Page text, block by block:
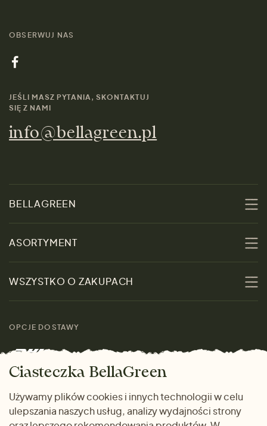
OBSERWUJ NAS
JEŚLI MASZ PYTANIA, SKONTAKTUJ
SIĘ Z NAMI
info@bellagreen.pl
BELLAGREEN
Zrównoważoność
Skontaktuj się z nami
Marki
ASORTYMENT
Kobiety
Mężczyźni
Prezenty
WSZYSTKO O ZAKUPACH
rozmiarach
Zwrot towaru
Dlaczego warto kupować
OPCJE DOSTAWY
METODY PŁATNOŚCI
Ciasteczka BellaGreen
Używamy plików cookies i innych technologii w celu
ulepszania naszych usług, analizy wydajności strony